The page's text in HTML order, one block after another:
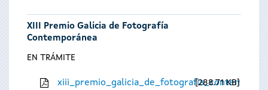
XIII Premio Galicia de Fotografía
Contemporánea
EN TRÁMITE
288.71 KB